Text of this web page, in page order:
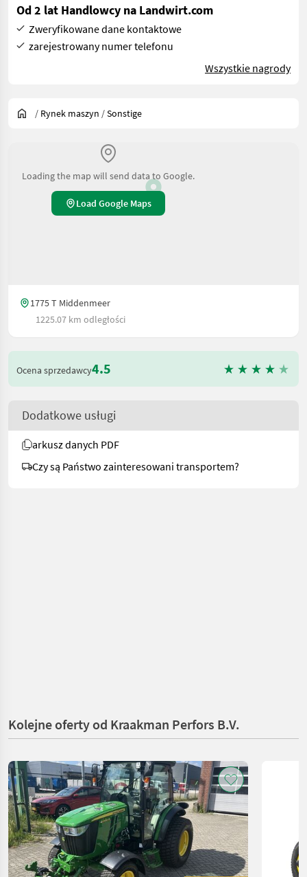
Od 2 lat Handlowcy na Landwirt.com
Zweryfikowane dane kontaktowe
zarejestrowany numer telefonu
Wszystkie nagrody
/ Rynek maszyn /Sonstige
Loading the map will send data to Google.
Load Google Maps
1775 T Middenmeer
1225.07 km odległości
Ocena sprzedawcy4.5
Dodatkowe usługi
arkusz danych PDF
Czy są Państwo zainteresowani transportem?
Kolejne oferty od Kraakman Perfors B.V.